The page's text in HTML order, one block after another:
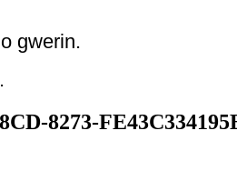
gwerin.
8273-